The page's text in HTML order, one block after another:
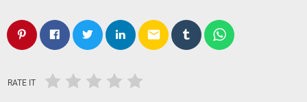
email
RATE IT